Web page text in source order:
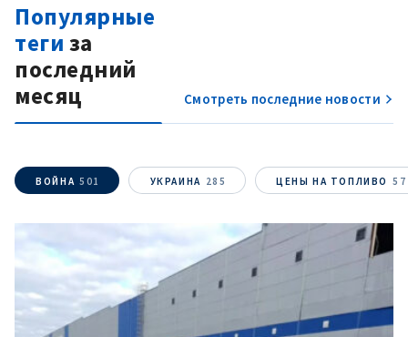
Популярные
теги за
последний
месяц
Смотреть последние новости
ВОЙНА 501 УКРАИНА 285 ЦЕНЫ НА ТОПЛИВО 57